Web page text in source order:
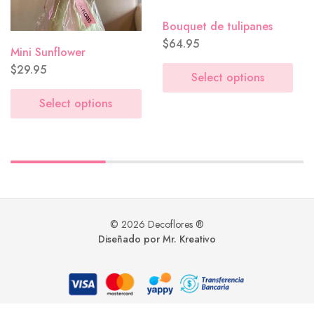
So in love with you($0.00)
Happy Anniversary($0.00)
Mini Sunflower
$29.95
Select options
Bouquet de tulipanes
64.95
© 2026 Decoflores ®
Diseñado por Mr. Kreativo